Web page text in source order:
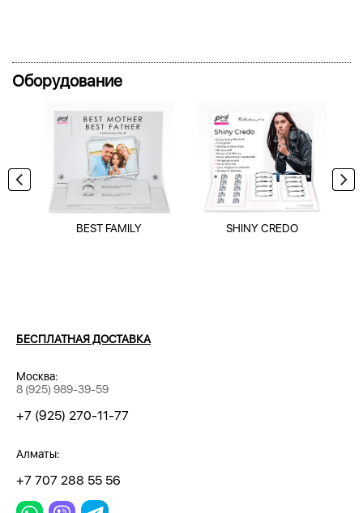
Оборудование
BEST FAMILY SHINY CREDO
БЕСПЛАТНАЯ ДОСТАВКА
Москва:
8 (925) 989-39-59
+7 (925) 270-11-77
Алматы:
+7 707 288 55 56